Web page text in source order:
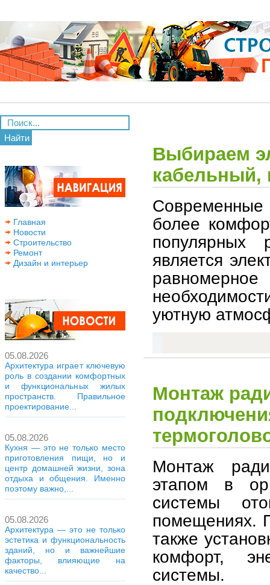
Найти
Главная
Новости
Строительство
Ремонт
Дизайн и интерьер
05.08.2026
Архитектура играет ключевую
роль в создании комфортных
и функциональных жилых
пространств. Правильное
проектирование...
05.08.2026
Кухня — это не только место
приготовления пищи, но и
центр домашней жизни, зона
отдыха и общения. Именно
поэтому важно,...
05.08.2026
Архитектура — это не только
эстетика и функциональность
зданий, но и важнейшие
факторы, влияющие на
качество...
Выбираем
кабельный,
Современные
более
популярных
является
уютную
Монтаж
Монтаж
этапом в
системы
помещениях.
также
комфорт,
системы.